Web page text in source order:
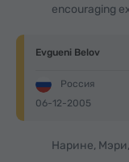
encouraging
Evgueni Belov
Россия
06-12-2005
Нарине,